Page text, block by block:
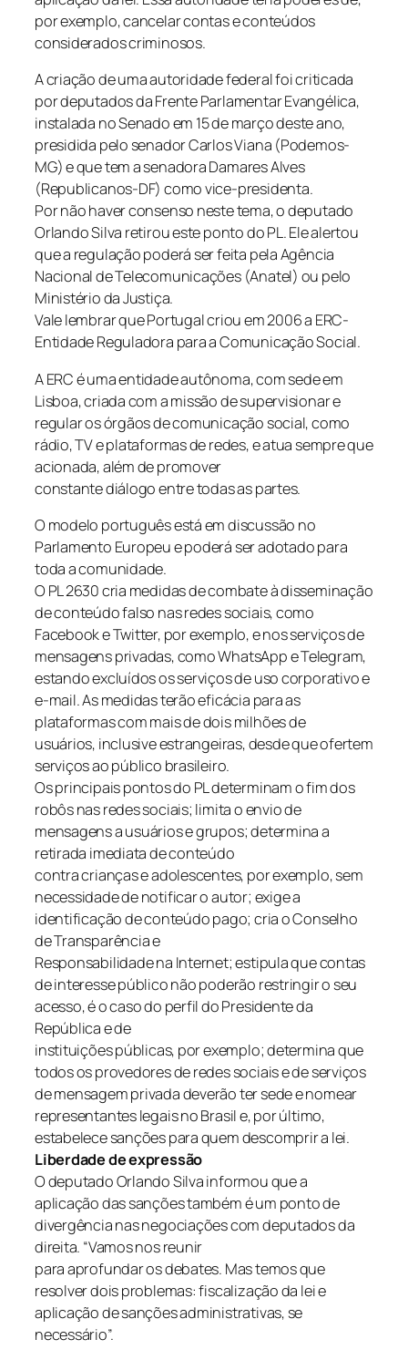
por exemplo, cancelar contas e conteúdos
considerados criminosos.
A criação de uma autoridade federal foi criticada
por deputados da Frente Parlamentar Evangélica,
instalada no Senado em 15 de março deste ano,
presidida pelo senador Carlos Viana (Podemos-
MG) e que tem a senadora Damares Alves
(Republicanos-DF) como vice-presidenta.
Por não haver consenso neste tema, o deputado
Orlando Silva retirou este ponto do PL. Ele alertou
que a regulação poderá ser feita pela Agência
Nacional de Telecomunicações (Anatel) ou pelo
Ministério da Justiça.
Vale lembrar que Portugal criou em 2006 a ERC-
Entidade Reguladora para a Comunicação Social.
A ERC é uma entidade autônoma, com sede em
Lisboa, criada com a missão de supervisionar e
regular os órgãos de comunicação social, como
rádio, TV e plataformas de redes, e atua sempre que
acionada, além de promover
constante diálogo entre todas as partes.
O modelo português está em discussão no
Parlamento Europeu e poderá ser adotado para
toda a comunidade.
O PL 2630 cria medidas de combate à disseminação
de conteúdo falso nas redes sociais, como
Facebook e Twitter, por exemplo, e nos serviços de
mensagens privadas, como WhatsApp e Telegram,
estando excluídos os serviços de uso corporativo e
e-mail. As medidas terão eficácia para as
plataformas com mais de dois milhões de
usuários, inclusive estrangeiras, desde que ofertem
serviços ao público brasileiro.
Os principais pontos do PL determinam o fim dos
robôs nas redes sociais; limita o envio de
mensagens a usuários e grupos; determina a
retirada imediata de conteúdo
contra crianças e adolescentes, por exemplo, sem
necessidade de notificar o autor; exige a
identificação de conteúdo pago; cria o Conselho
de Transparência e
Responsabilidade na Internet; estipula que contas
de interesse público não poderão restringir o seu
acesso, é o caso do perfil do Presidente da
República e de
instituições públicas, por exemplo; determina que
todos os provedores de redes sociais e de serviços
de mensagem privada deverão ter sede e nomear
representantes legais no Brasil e, por último,
estabelece sanções para quem descomprir a lei.
Liberdade de expressão
O deputado Orlando Silva informou que a
aplicação das sanções também é um ponto de
divergência nas negociações com deputados da
direita. “Vamos nos reunir
para aprofundar os debates. Mas temos que
resolver dois problemas: fiscalização da lei e
aplicação de sanções administrativas, se
necessário”.